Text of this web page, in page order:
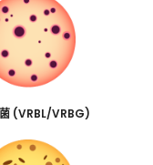
(VRBL/VRBG)